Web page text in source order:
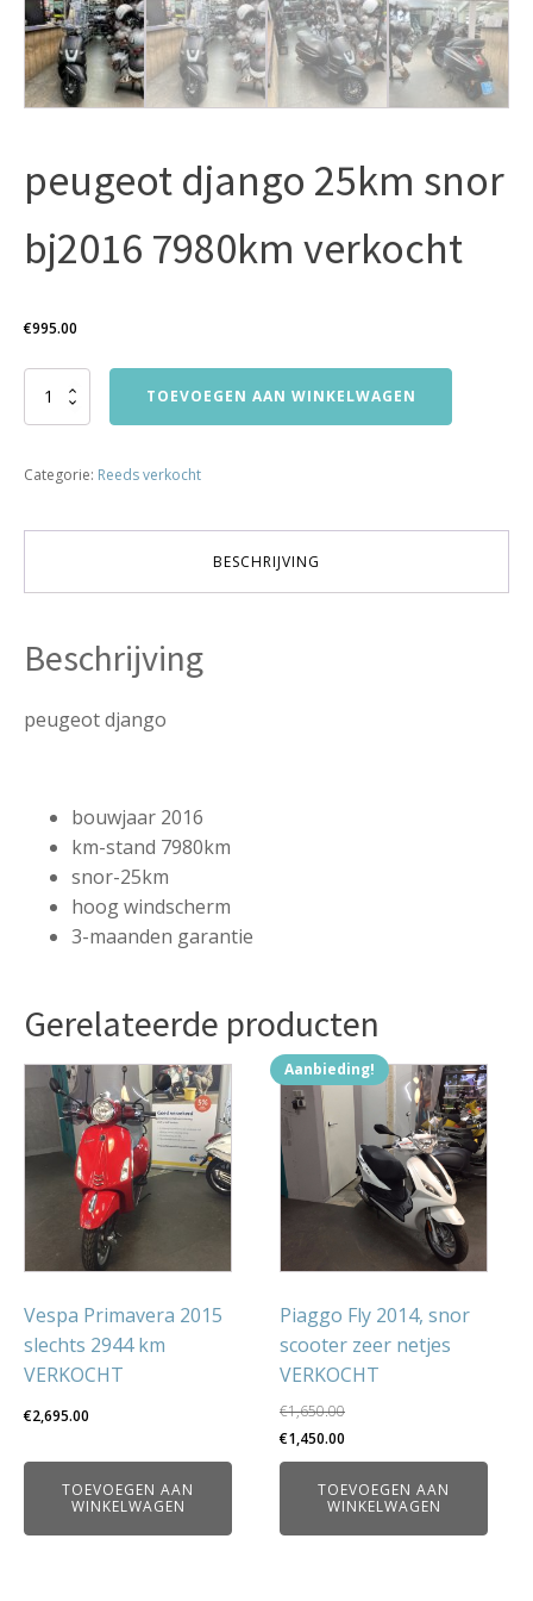
peugeot django 25km snor
bj2016 7980km verkocht
€995.00
peugeot
bj2016
TOEVOEGEN AAN WINKELWAGEN
Categorie: Reeds verkocht
BESCHRIJVING
Beschrijving
peugeot django
bouwjaar 2016
km-stand 7980km
snor-25km
hoog windscherm
3-maanden garantie
Gerelateerde producten
Vespa Primavera 2015
slechts 2944 km
VERKOCHT
€2,695.00
TOEVOEGEN AAN
WINKELWAGEN
Aanbieding!
Piaggo Fly 2014, snor
scooter zeer netjes
VERKOCHT
€1,650.00
Oorspronkelijke
prijs
was:
€1,450.00
prijs
is:
TOEVOEGEN AAN
WINKELWAGEN